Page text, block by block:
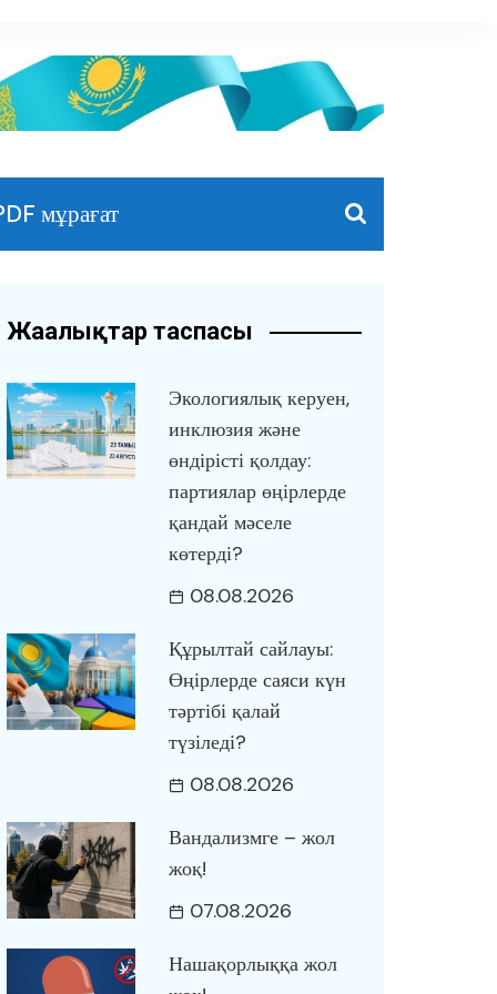
мұрағат
Жаңалықтар таспасы
Экологиялық керуен,
инклюзия және
өндірісті қолдау:
партиялар өңірлерде
қандай мәселе
көтерді?
08.08.2026
Құрылтай сайлауы:
Өңірлерде саяси күн
тәртібі қалай
түзіледі?
08.08.2026
Вандализмге – жол
жоқ!
07.08.2026
Нашақорлыққа жол